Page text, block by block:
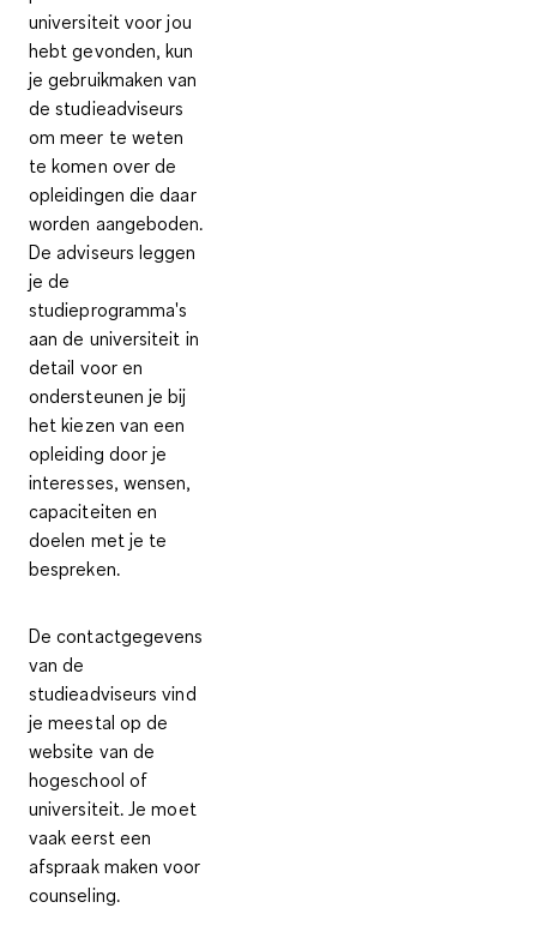
universiteit voor jou
hebt gevonden, kun
je gebruikmaken van
de studieadviseurs
om meer te weten
te komen over de
opleidingen die daar
worden aangeboden.
De adviseurs leggen
je de
studieprogramma's
aan de universiteit in
detail vooren
ondersteunen je bij
het kiezen van een
opleiding door je
interesses, wensen,
capaciteiten en
doelen met je te
bespreken.
De contactgegevens
van de
studieadviseurs vind
je meestal op de
website van de
hogeschool of
universiteit. Je moet
vaak eerst een
afspraak maken voor
counseling.